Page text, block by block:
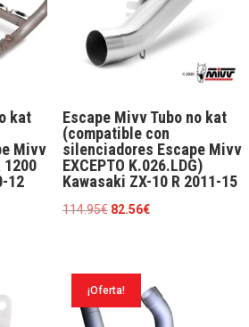
kat
Mivv
1200
12
Escape Mivv Tubo no kat
(compatible con
silenciadores Escape Mivv
EXCEPTO K.026.LDG)
Kawasaki ZX-10 R 2011-15
114.95€ El
era:
114.95€.
82.56€El
82.56€.
¡Oferta!